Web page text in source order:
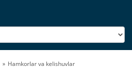
Hamkorlar va kelishuvlar